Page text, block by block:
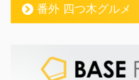
番外 四つ木グルメ